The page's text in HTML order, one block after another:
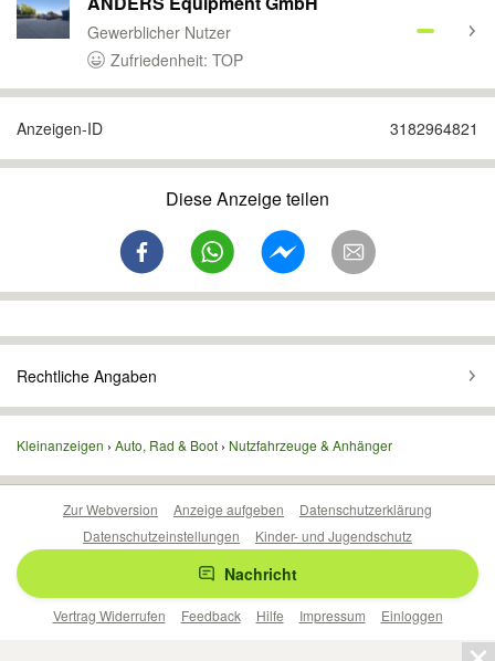
Gewerblicher Nutzer
Zufriedenheit: TOP
Anzeigen-ID 3182964821
Diese Anzeige teilen
Rechtliche Angaben
Kleinanzeigen Auto, Rad & Boot Nutzfahrzeuge & Anhänger
Nachricht
Zur Webversion Anzeige aufgeben
Datenschutzerklärung
Datenschutzeinstellungen
Kinder- und Jugendschutz
Barrierefreiheitserklärung
Vertrag Widerrufen
Feedback Hilfe Impressum Einloggen